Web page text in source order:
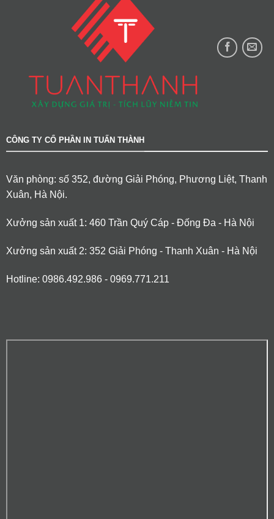
CÔNG TY CỔ PHẦN IN TUẤN THÀNH
Văn phòng: số 352, đường Giải Phóng, Phương Liệt, Thanh
Xuân, Hà Nội.
Xưởng sản xuất 1: 460 Trần Quý Cáp - Đống Đa - Hà Nội
Xưởng sản xuất 2: 352 Giải Phóng - Thanh Xuân - Hà Nội
Hotline: 0986.492.986 - 0969.771.211